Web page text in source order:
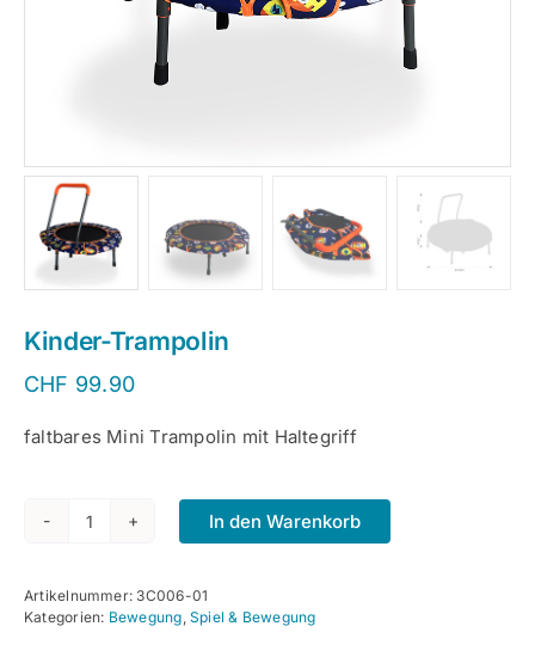
Kinder-Trampolin
CHF 99.90
faltbares Mini Trampolin mit Haltegriff
Kinder-
In den Warenkorb
Artikelnummer: 3C006-01
Kategorien: Bewegung, Spiel & Bewegung